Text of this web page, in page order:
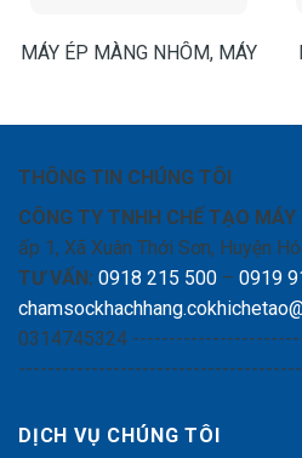
MÁY ÉP MÀNG NHÔM, MÁY
NHÔM
THÔNG TIN CHÚNG TÔI
CÔNG TY TNHH CHẾ TẠO MÁY
ấp 1, Xã Xuân Thới Sơn, Huyện
TƯ VẤN: 0918 215 500 – 0919
0314745324
DỊCH VỤ CHÚNG TÔI